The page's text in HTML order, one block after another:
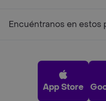
Encuéntranos en estos
App Store